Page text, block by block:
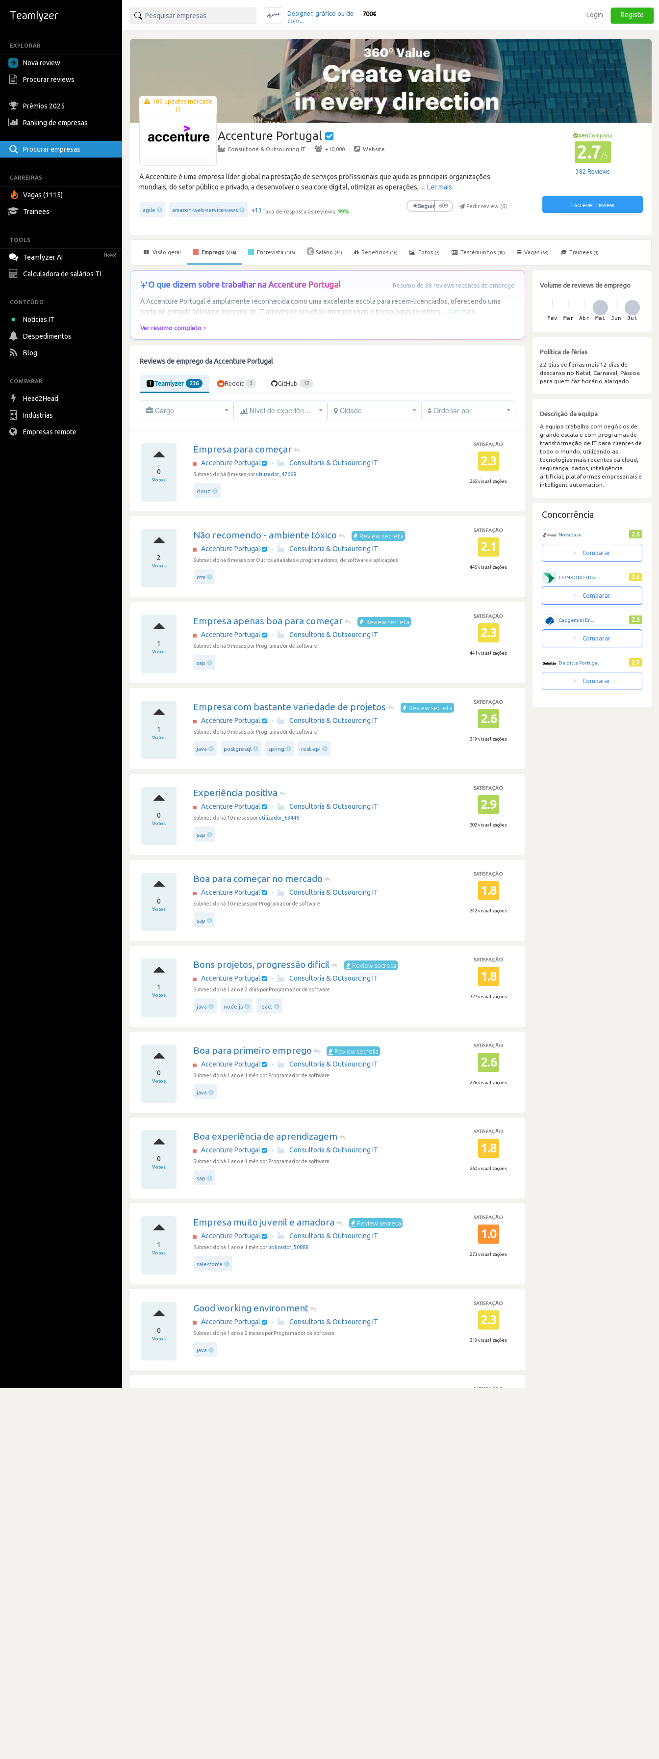
EXPLORAR
Nova review
Procurar reviews
Prémios 2025
Ranking de empresas
Procurar empresas
CARREIRAS
Vagas (1115)
Trainees
TOOLS
Teamlyzer AI Novo!
Calculadora de salários TI
CONTEÚDO
Notícias IT
Despedimentos
Blog
COMPARAR
Head2Head
Indústrias
Empresas remote
Designer, gráfico ou de
com...
700€ Login Registo
100 updates mercado
IT
Accenture Portugal
Consultoria & Outsourcing IT · +10,000 · Website
A Accenture é uma empresa líder global na prestação de serviços profissionais que ajuda as principais organizações
mundiais, do setor público e privado, a desenvolver o seu core digital, otimizar as operações,… Ler mais
agile amazon-web-services-aws +13 Taxa de resposta às reviews: 99%
★Seguir 609 Pedir review (6)
penCompany
2.7/5
382 Reviews
Escrever review
Visão geral Emprego (236) Entrevista (146) Salário (94) Benefícios (16) Fotos (3) Testemunhos (10) Vagas (68) Trainees (1)
O que dizem sobre trabalhar na Accenture Portugal Resumo de 88 reviews recentes de emprego
A Accenture Portugal é amplamente reconhecida como uma excelente escola para recém-licenciados, oferecendo uma
porta de entrada sólida no mercado de IT através de projetos internacionais e tecnologias recentes.… Ler mais
Ver resumo completo
Reviews de emprego da Accenture Portugal
Teamlyzer 236 Reddit 3 GitHub 12
Cargo Nível de experiência Cidade Ordenar por
0
Votos
Empresa para começar
Accenture Portugal · Consultoria & Outsourcing IT
Submetido há 8 meses por utilizador_47669
cloud
SATISFAÇÃO
2.3
265 visualizações
2
Votos
Não recomendo - ambiente tóxico Review secreta
Accenture Portugal · Consultoria & Outsourcing IT
Submetido há 8 meses por Outros analistas e programadores, de software e aplicações
crm
SATISFAÇÃO
2.1
445 visualizações
1
Votos
Empresa apenas boa para começar Review secreta
Accenture Portugal · Consultoria & Outsourcing IT
Submetido há 9 meses por Programador de software
sap
SATISFAÇÃO
2.3
441 visualizações
1
Votos
Empresa com bastante variedade de projetos Review secreta
Accenture Portugal · Consultoria & Outsourcing IT
Submetido há 9 meses por Programador de software
java postgresql spring rest-api
SATISFAÇÃO
2.6
319 visualizações
0
Votos
Experiência positiva
Accenture Portugal · Consultoria & Outsourcing IT
Submetido há 10 meses por utilizador_63446
sap
SATISFAÇÃO
2.9
302 visualizações
0
Votos
Boa para começar no mercado
Accenture Portugal · Consultoria & Outsourcing IT
Submetido há 10 meses por Programador de software
sap
SATISFAÇÃO
1.8
242 visualizações
1
Votos
Bons projetos, progressão dificil Review secreta
Accenture Portugal · Consultoria & Outsourcing IT
Submetido há 1 ano e 2 dias por Programador de software
java node.js react
SATISFAÇÃO
1.8
327 visualizações
0
Votos
Boa para primeiro emprego Review secreta
Accenture Portugal · Consultoria & Outsourcing IT
Submetido há 1 ano e 1 mês por Programador de software
java
SATISFAÇÃO
2.6
226 visualizações
0
Votos
Boa experiência de aprendizagem
Accenture Portugal · Consultoria & Outsourcing IT
Submetido há 1 ano e 1 mês por Programador de software
sap
SATISFAÇÃO
1.8
260 visualizações
1
Votos
Empresa muito juvenil e amadora Review secreta
Accenture Portugal · Consultoria & Outsourcing IT
Submetido há 1 ano e 1 mês por utilizador_50888
salesforce
SATISFAÇÃO
1.0
273 visualizações
0
Votos
Good working environment
Accenture Portugal · Consultoria & Outsourcing IT
Submetido há 1 ano e 2 meses por Programador de software
java
SATISFAÇÃO
2.3
318 visualizações
SATISFAÇÃO
Volume de reviews de emprego
Política de férias
22 dias de férias mais 12 dias de
descanso no Natal, Carnaval, Páscoa
para quem faz horário alargado
Descrição da equipa
A equipa trabalha com negócios de
grande escala e com programas de
transformação de IT para clientes de
todo o mundo, utilizando as
tecnologias mais recentes da cloud,
segurança, dados, inteligência
artificial, plataformas empresariais e
intelligent automation.
Concorrência
Novabase 2.5
Comparar
CONKORD (Rea... 2.3
Comparar
Capgemini En... 2.6
Comparar
Deloitte Portugal 2.3
Comparar